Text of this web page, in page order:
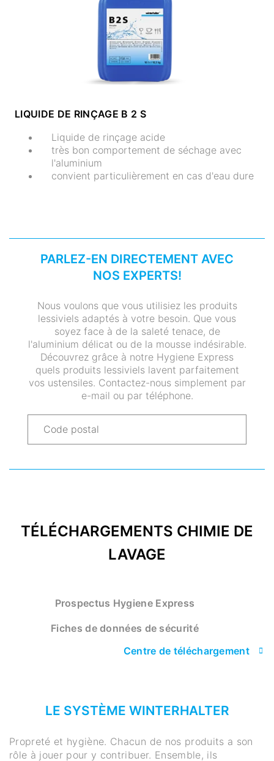
LIQUIDE DE RINÇAGE B 2 S
Liquide de rinçage acide
très bon comportement de séchage avec
l'aluminium
convient particulièrement en cas d'eau dure
PARLEZ-EN DIRECTEMENT AVEC
NOS EXPERTS!
Nous voulons que vous utilisiez les produits
lessiviels adaptés à votre besoin. Que vous
soyez face à de la saleté tenace, de
l'aluminium délicat ou de la mousse indésirable.
Découvrez grâce à notre Hygiene Express
quels produits lessiviels lavent parfaitement
vos ustensiles. Contactez-nous simplement par
e-mail ou par téléphone.
TÉLÉCHARGEMENTS CHIMIE DE
LAVAGE
Prospectus Hygiene Express
Fiches de données de sécurité
Centre de téléchargement
LE SYSTÈME WINTERHALTER
Propreté et hygiène. Chacun de nos produits a son
rôle à jouer pour y contribuer. Ensemble, ils